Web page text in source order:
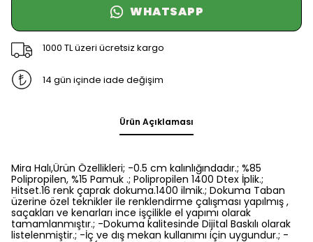
WHATSAPP
1000 TL üzeri ücretsiz kargo
14 gün içinde iade değişim
Ürün Açıklaması
Mira Halı,Ürün Özellikleri; -0.5 cm kalınlığındadır.; %85
Polipropilen, %15 Pamuk .; Polipropilen 1400 Dtex İplik.;
Hitset.16 renk çaprak dokuma.1400 ilmik.; Dokuma Taban
üzerine özel teknikler ile renklendirme çalışması yapılmış ,
saçakları ve kenarları ince işçilikle el yapımı olarak
tamamlanmıştır.; -Dokuma kalitesinde Dijital Baskılı olarak
listelenmiştir.; -İç ve dış mekan kullanımı için uygundur.; -